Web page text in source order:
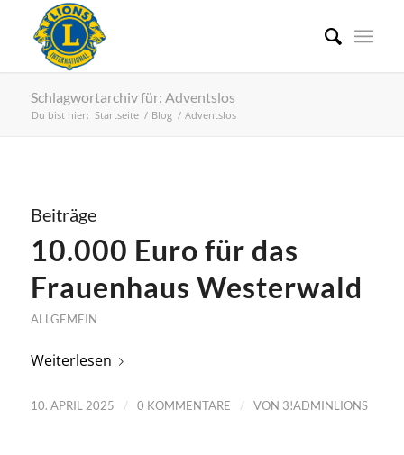
Schlagwortarchiv für: Adventslos
Du bist hier: Startseite / Blog / Adventslos
Beiträge
10.000 Euro für das
Frauenhaus Westerwald
ALLGEMEIN
Weiterlesen
10. APRIL 2025 / 0 KOMMENTARE / VON 3!ADMINLIONS